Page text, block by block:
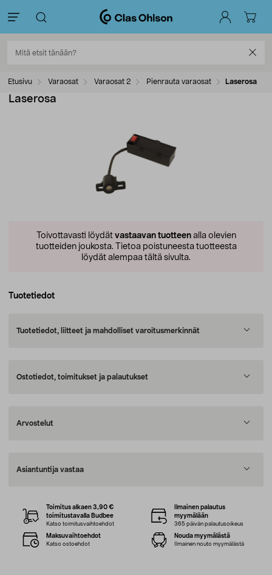
Etusivu Varaosat Varaosat 2 Pienrauta varaosat Laserosa
Laserosa
Toivottavasti löydät vastaavan tuotteenalla olevien
tuotteiden joukosta. Tietoa poistuneesta tuotteesta
löydät alempaa tältä sivulta.
Tuotetiedot
Tuotetiedot, liitteet ja mahdolliset varoitusmerkinnät
Ostotiedot, toimitukset ja palautukset
Arvostelut
Asiantuntija vastaa
Toimitus alkaen 3,90 €
toimitustavalla Budbee
Katso toimitusvaihtoehdot
Ilmainen palautus
myymälään
365 päivän palautusoikeus
Maksuvaihtoehdot
Katso ostoehdot
Nouda myymälästä
Ilmainen nouto myymälästä